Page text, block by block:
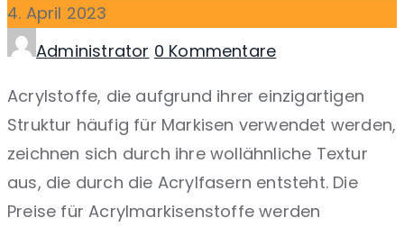
4. April 2023
Autor
Administrator 0 Kommentare
Acrylstoffe, die aufgrund ihrer einzigartigen
Struktur häufig für Markisen verwendet werden,
zeichnen sich durch ihre wollähnliche Textur
aus, die durch die Acrylfasern entsteht. Die
Preise für Acrylmarkisenstoffe werden